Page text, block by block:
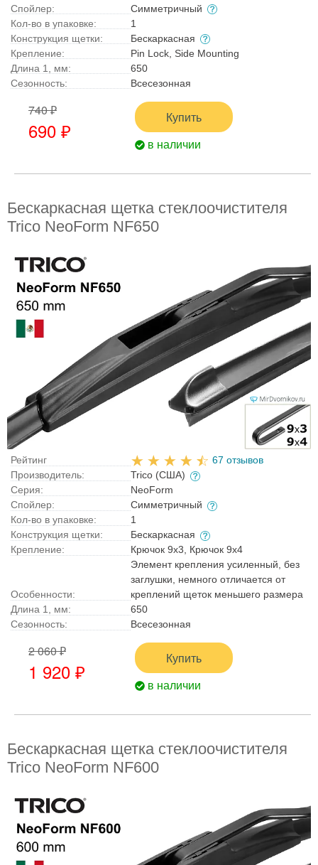
Спойлер:
Симметричный
Кол-во в упаковке:
1
Конструкция щетки:
Бескаркасная
Крепление:
Pin Lock, Side Mounting
Длина 1, мм:
650
Сезонность:
Всесезонная
740 ₽
690 ₽
Купить
в наличии
Бескаркасная щетка стеклоочистителя
Trico NeoForm NF650
Рейтинг
67 отзывов
Производитель:
Trico (США)
Серия:
NeoForm
Спойлер:
Симметричный
Кол-во в упаковке:
1
Конструкция щетки:
Бескаркасная
Крепление:
Крючок 9x3, Крючок 9x4
Особенности:
Элемент крепления усиленный, без
заглушки, немного отличается от
креплений щеток меньшего размера
Длина 1, мм:
650
Сезонность:
Всесезонная
2 060 ₽
1 920 ₽
Купить
в наличии
Бескаркасная щетка стеклоочистителя
Trico NeoForm NF600